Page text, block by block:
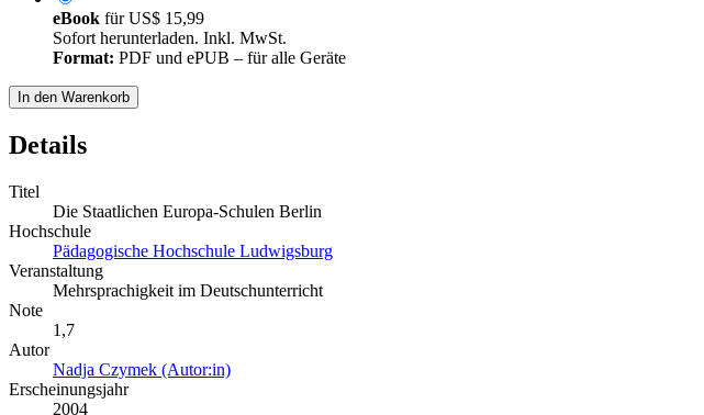
eBook fürUS$ 15,99
Sofort herunterladen. Inkl. MwSt.
Format: PDF und ePUB – für alle Geräte
In den Warenkorb
Details
Titel
Die Staatlichen Europa-Schulen Berlin
Hochschule
Pädagogische Hochschule Ludwigsburg
Veranstaltung
Mehrsprachigkeit im Deutschunterricht
Note
1,7
Autor
Nadja Czymek (Autor:in)
Erscheinungsjahr
2004